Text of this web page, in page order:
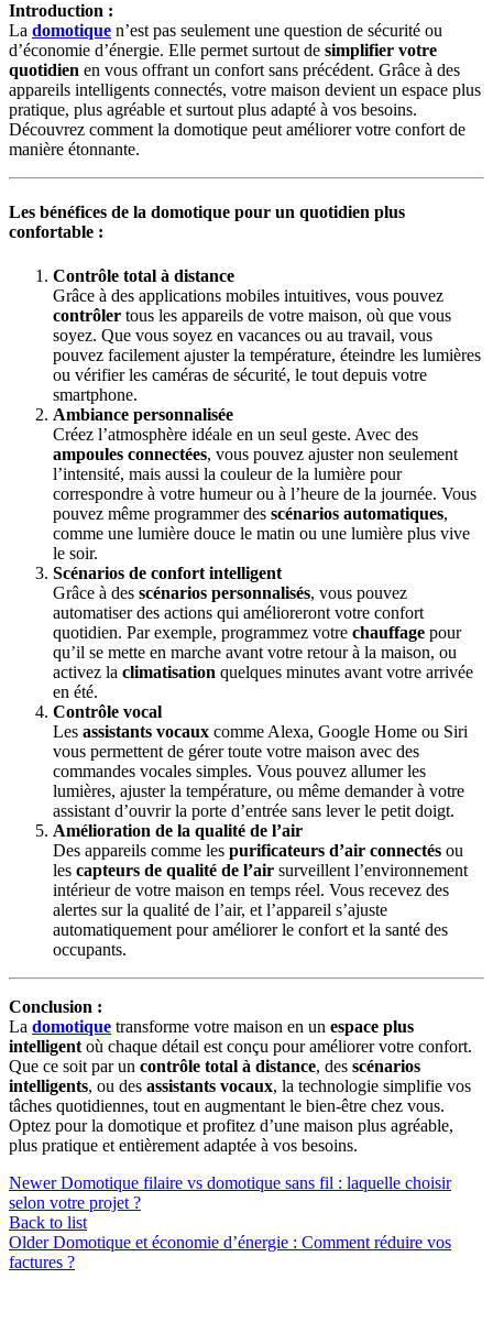
Introduction :
La domotique n’est pas seulement une question de sécurité ou
d’économie d’énergie. Elle permet surtout de simplifier votre
quotidien en vous offrant un confort sans précédent. Grâce à des
appareils intelligents connectés, votre maison devient un espace plus
pratique, plus agréable et surtout plus adapté à vos besoins.
Découvrez comment la domotique peut améliorer votre confort de
manière étonnante.
Les bénéfices de la domotique pour un quotidien plus
confortable :
Contrôle total à distance
Grâce à des applications mobiles intuitives, vous pouvez
contrôler tous les appareils de votre maison, où que vous
soyez. Que vous soyez en vacances ou au travail, vous
pouvez facilement ajuster la température, éteindre les lumières
ou vérifier les caméras de sécurité, le tout depuis votre
smartphone.
Ambiance personnalisée
Créez l’atmosphère idéale en un seul geste. Avec des
ampoules connectées, vous pouvez ajuster non seulement
l’intensité, mais aussi la couleur de la lumière pour
correspondre à votre humeur ou à l’heure de la journée. Vous
pouvez même programmer des scénarios automatiques,
comme une lumière douce le matin ou une lumière plus vive
le soir.
Scénarios de confort intelligent
Grâce à des scénarios personnalisés, vous pouvez
automatiser des actions qui amélioreront votre confort
quotidien. Par exemple, programmez votre chauffage pour
qu’il se mette en marche avant votre retour à la maison, ou
activez la climatisation quelques minutes avant votre arrivée
en été.
Contrôle vocal
Les assistants vocaux comme Alexa, Google Home ou Siri
vous permettent de gérer toute votre maison avec des
commandes vocales simples. Vous pouvez allumer les
lumières, ajuster la température, ou même demander à votre
assistant d’ouvrir la porte d’entrée sans lever le petit doigt.
Amélioration de la qualité de l’air
Des appareils comme les purificateurs d’air connectés ou
les capteurs de qualité de l’air surveillent l’environnement
intérieur de votre maison en temps réel. Vous recevez des
alertes sur la qualité de l’air, et l’appareil s’ajuste
automatiquement pour améliorer le confort et la santé des
occupants.
Conclusion :
La domotique transforme votre maison en un espace plus
intelligent où chaque détail est conçu pour améliorer votre confort.
Que ce soit par un contrôle total à distance, des scénarios
intelligents, ou des assistants vocaux, la technologie simplifie vos
tâches quotidiennes, tout en augmentant le bien-être chez vous.
Optez pour la domotique et profitez d’une maison plus agréable,
plus pratique et entièrement adaptée à vos besoins.
Newer Domotique filaire vs domotique sans fil : laquelle choisir
selon votre projet ?
Back to list
Older Domotique et économie d’énergie : Comment réduire vos
factures ?